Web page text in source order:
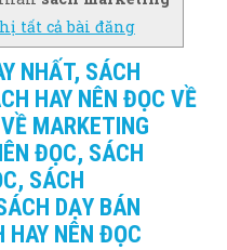
tất cả bài đăng
NHẤT, SÁCH
HAY NÊN ĐỌC VỀ
MARKETING
ĐỌC, SÁCH
SÁCH
DẠY BÁN
HAY NÊN ĐỌC